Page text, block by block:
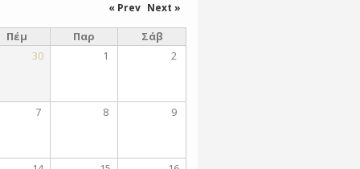
« Prev Next »
Πέμ Παρ
Σάβ
30 1 2
7 8 9